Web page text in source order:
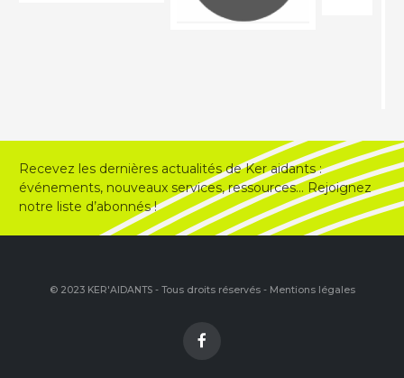
Recevez les dernières actualités de Ker aidants :
événements, nouveaux services, ressources… Rejoignez
notre liste d’abonnés !
© 2023 KER'AIDANTS - Tous droits réservés - Mentions légales